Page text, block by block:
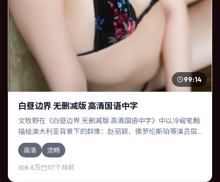
99:14
白昼边界 无删减版 高清国语中字
文牧野在《白昼边界 无删减版 高清国语中字》中以冷峻笔触
描绘澳大利亚背景下的群像：赵丽颖、佛罗伦斯·珀等演员层
次丰富。作为一部冒险作品，故事从日常裂缝切入，逐步推
向不可逆转的结局；视听语言统一，情感落点克制有力。
高清 流畅
8.8万 117个月前